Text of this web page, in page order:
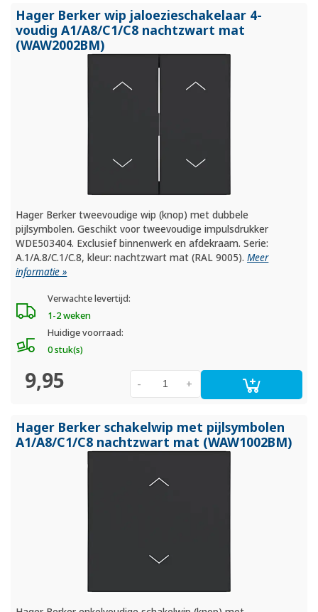
Hager Berker wip jaloezieschakelaar 4-
voudig A1/A8/C1/C8 nachtzwart mat
(WAW2002BM)
Hager Berker tweevoudige wip (knop) met dubbele
pijlsymbolen. Geschikt voor tweevoudige impulsdrukker
WDE503404. Exclusief binnenwerk en afdekraam. Serie:
A.1/A.8/C.1/C.8, kleur: nachtzwart mat (RAL 9005).Meer
informatie »
Verwachte levertijd:
1-2 weken
Huidige voorraad:
0 stuk(s)
9,95 +
-
Hager Berker schakelwip met pijlsymbolen
A1/A8/C1/C8 nachtzwart mat (WAW1002BM)